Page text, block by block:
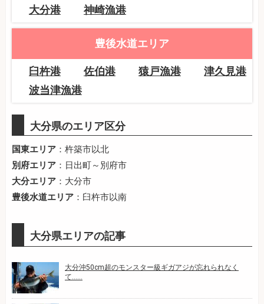
大分港 神崎漁港
豊後水道エリア
臼杵港 佐伯港 猿戸漁港
津久見港
波当津漁港
大分県のエリア区分
国東エリア ：杵築市以北
別府エリア ：日出町～別府市
大分エリア ：大分市
豊後水道エリア ：臼杵市以南
大分県エリアの記事
大分沖50cm超のモンスター級ギガアジが忘れられなく
て……